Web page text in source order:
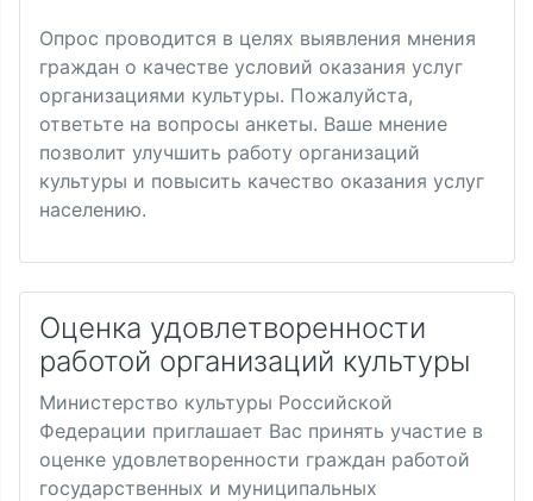
Опрос проводится в целях выявления мнения
граждан о качестве условий оказания услуг
организациями культуры. Пожалуйста,
ответьте на вопросы анкеты. Ваше мнение
позволит улучшить работу организаций
культуры и повысить качество оказания услуг
населению.
Оценка удовлетворенности
работой организаций культуры
Министерство культуры Российской
Федерации приглашает Вас принять участие в
оценке удовлетворенности граждан работой
государственных и муниципальных